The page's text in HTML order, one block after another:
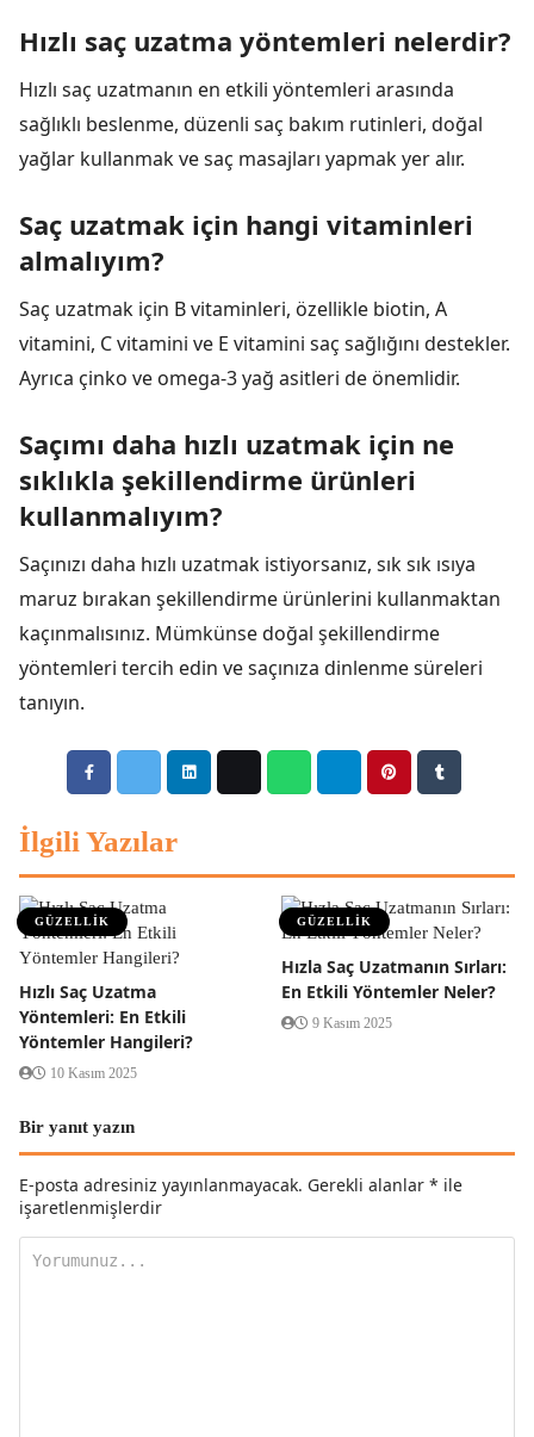
Hızlı saç uzatma yöntemleri nelerdir?
Hızlı saç uzatmanın en etkili yöntemleri arasında
sağlıklı beslenme, düzenli saç bakım rutinleri, doğal
yağlar kullanmak ve saç masajları yapmak yer alır.
Saç uzatmak için hangi vitaminleri
almalıyım?
Saç uzatmak için B vitaminleri, özellikle biotin, A
vitamini, C vitamini ve E vitamini saç sağlığını destekler.
Ayrıca çinko ve omega-3 yağ asitleri de önemlidir.
Saçımı daha hızlı uzatmak için ne
sıklıkla şekillendirme ürünleri
kullanmalıyım?
Saçınızı daha hızlı uzatmak istiyorsanız, sık sık ısıya
maruz bırakan şekillendirme ürünlerini kullanmaktan
kaçınmalısınız. Mümkünse doğal şekillendirme
yöntemleri tercih edin ve saçınıza dinlenme süreleri
tanıyın.
İlgili Yazılar
GÜZELLİK
Hızlı Saç Uzatma
Yöntemleri: En Etkili
Yöntemler Hangileri?
10 Kasım 2025
GÜZELLİK
Hızla Saç Uzatmanın Sırları:
En Etkili Yöntemler Neler?
9 Kasım 2025
Bir yanıt yazın
E-posta adresiniz yayınlanmayacak. Gerekli alanlar * ile
işaretlenmişlerdir